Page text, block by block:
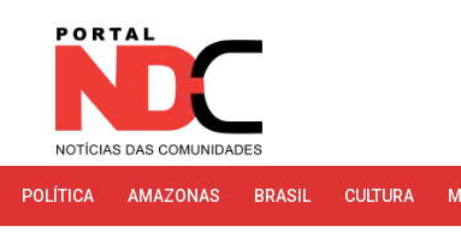
POLÍTICA AMAZONAS BRASIL CULTURA